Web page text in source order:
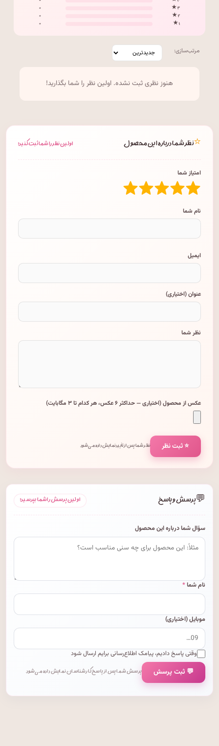
۳ ★
۰
۲ ★
۰
۱ ★
۰
مرتب‌سازی:
هنوز نظری ثبت نشده. اولین نظر را شما بگذارید!
⭐نظر شما درباره این محصول اولین نظر را شما ثبت کنید!
امتیاز شما
نام شما
ایمیل
عنوان (اختیاری)
نظر شما
عکس از محصول (اختیاری — حداکثر ۶ عکس، هر کدام تا ۳ مگابایت)
⭐ ثبت نظر نظر شما پس از تأیید نمایش داده می‌شود.
💬پرسش و پاسخ اولین پرسش را شما بپرسید!
سؤال شما درباره این محصول
نام شما*
موبایل (اختیاری)
وقتی پاسخ دادیم، پیامک اطلاع‌رسانی برایم ارسال شود
💬 ثبت پرسش پرسش شما پس از پاسخ کارشناسان نمایش داده می‌شود.